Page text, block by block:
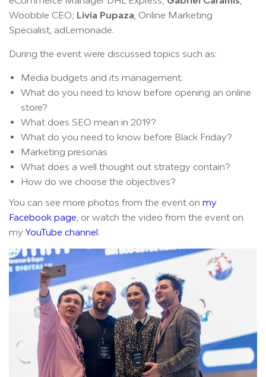
Woobble CEO; Livia Pupaza , Online Marketing
Specialist, adLemonade.
During the event were discussed topics such as:
Media budgets and its management.
What do you need to know before opening an online
store?
What does SEO mean in 2019?
What do you need to know before Black Friday?
Marketing presonas
What does a well thought out strategy contain?
How do we choose the objectives?
You can see more photos from the event on my
Facebook page , or watch the video from the event on
my YouTube channel.